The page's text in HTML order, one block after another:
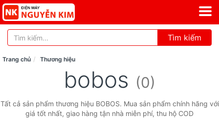
Tìm kiếm
Trang chủ Thương hiệu
bobos (0)
Tất cả sản phẩm thương hiệu BOBOS. Mua sản phẩm chính hãng với
giá tốt nhất, giao hàng tận nhà miễn phí, thu hộ COD